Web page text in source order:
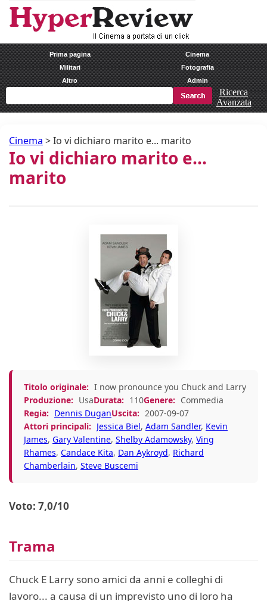
Prima pagina
Cinema
Militari
Fotografia
Altro
Admin
Ricerca
Avanzata
Cinema >Io vi dichiaro marito e... marito
Io vi dichiaro marito e...
marito
Titolo originale: I now pronounce you Chuck and Larry
Produzione: UsaDurata: 110Genere: Commedia
Regia: Dennis DuganUscita: 2007-09-07
Attori principali: Jessica Biel, Adam Sandler, Kevin
James, Gary Valentine, Shelby Adamowsky, Ving
Rhames, Candace Kita, Dan Aykroyd, Richard
Chamberlain, Steve Buscemi
Voto: 7,0/10
Trama
Chuck E Larry sono amici da anni e colleghi di
lavoro... a causa di un imprevisto uno di loro ha